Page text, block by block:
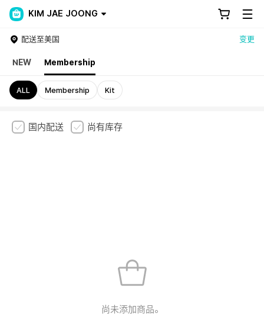
KIM JAE JOONG
配送至美国 变更
NEW Membership
ALL Membership Kit
国内配送 尚有库存
尚未添加商品。